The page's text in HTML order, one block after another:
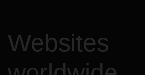
Websites